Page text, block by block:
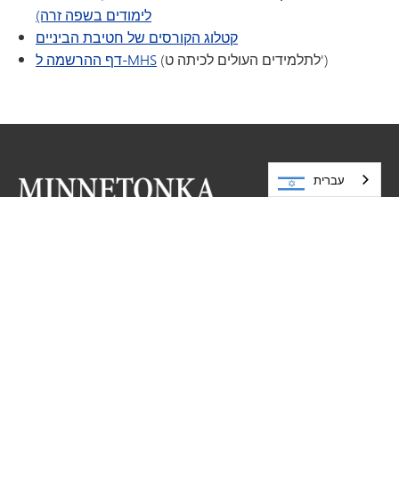
לימודים בשפה זרה)
קטלוג הקורסים של חטיבת הביניים
דף ההרשמה ל-MHS
(לתלמידים העולים לכיתה ט')
עברית